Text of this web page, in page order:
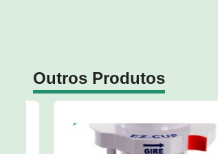
Outros Produtos